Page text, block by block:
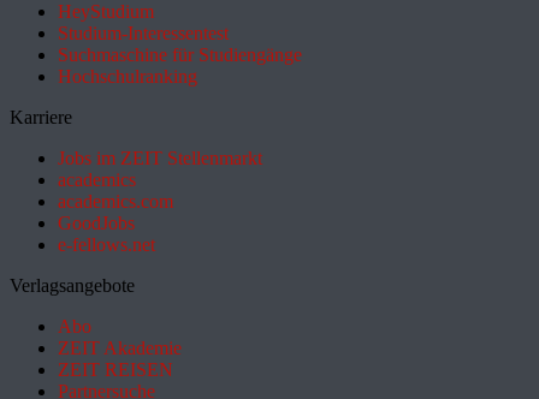
HeyStudium
Studium-Interessentest
Suchmaschine für Studiengänge
Hochschulranking
Karriere
Jobs im ZEIT Stellenmarkt
academics
academics.com
GoodJobs
e-fellows.net
Verlagsangebote
Abo
ZEIT Akademie
ZEIT REISEN
Partnersuche